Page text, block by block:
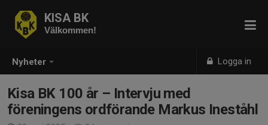
Nyheter Logga in
KISA BK
Välkommen!
Kisa BK 100 år – Intervju med
föreningens ordförande Markus Ineståhl